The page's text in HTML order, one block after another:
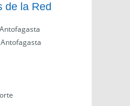
de la Red